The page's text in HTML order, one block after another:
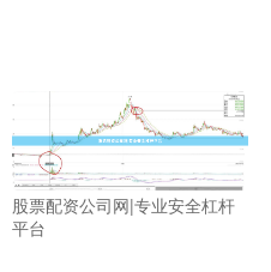
股票配资公司网|专业安全杠杆
平台